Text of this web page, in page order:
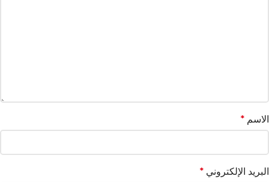
الاسم *
البريد الإلكتروني *